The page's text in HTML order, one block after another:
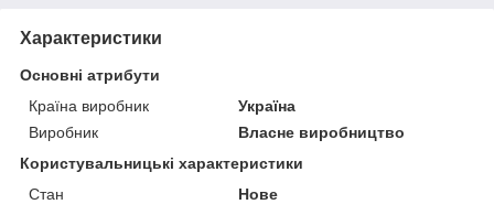
Характеристики
Основні атрибути
Країна виробник
Україна
Виробник
Власне виробництво
Користувальницькі характеристики
Стан
Нове